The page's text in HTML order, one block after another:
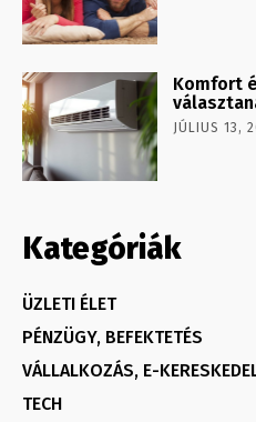
Komfort
JÚLIUS 13,
Kategóriák
ÜZLETI ÉLET
PÉNZÜGY, BEFEKTETÉS
VÁLLALKOZÁS, E-
TECH